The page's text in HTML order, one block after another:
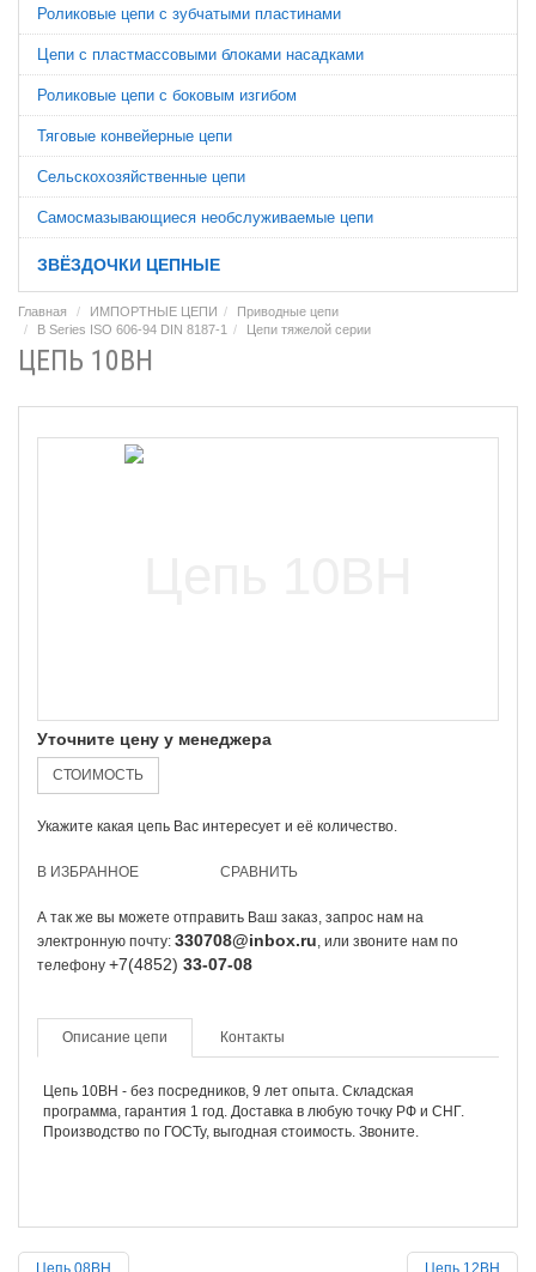
Роликовые цепи с зубчатыми пластинами
Цепи с пластмассовыми блоками насадками
Роликовые цепи с боковым изгибом
Тяговые конвейерные цепи
Сельскохозяйственные цепи
Cамосмазывающиеся необслуживаемые цепи
ЗВЁЗДОЧКИ ЦЕПНЫЕ
Главная ИМПОРТНЫЕ ЦЕПИ
Приводные цепи
B Series ISO 606-94 DIN 8187-1
Цепи тяжелой серии
ЦЕПЬ 10BH
Уточните цену у менеджера
СТОИМОСТЬ
Укажите какая цепь Вас интересует и её количество.
В ИЗБРАННОЕ СРАВНИТЬ
А так же вы можете отправить Ваш заказ, запрос нам на
электронную почту: 330708@inbox.ru , или звоните нам по
телефону +7(4852) 33-07-08
Описание цепи Контакты
Цепь 10BH - без посредников, 9 лет опыта. Складская
программа, гарантия 1 год. Доставка в любую точку РФ и СНГ.
Производство по ГОСТу, выгодная стоимость. Звоните.
Цепь 08BH Цепь 12BH